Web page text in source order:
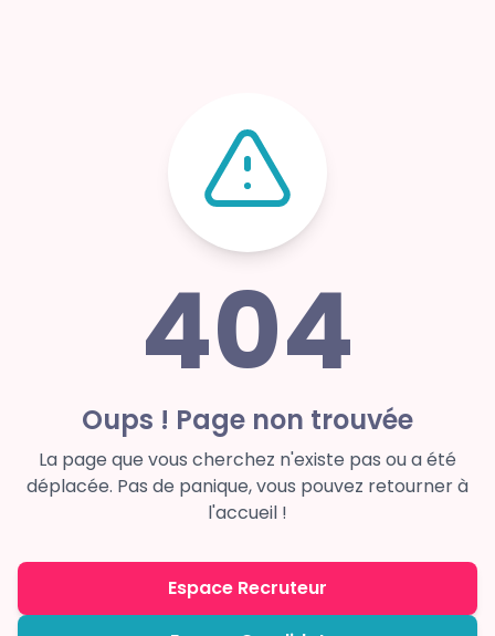
404
Oups ! Page non trouvée
La page que vous cherchez n'existe pas ou a été
déplacée. Pas de panique, vous pouvez retourner à
l'accueil !
Espace Recruteur